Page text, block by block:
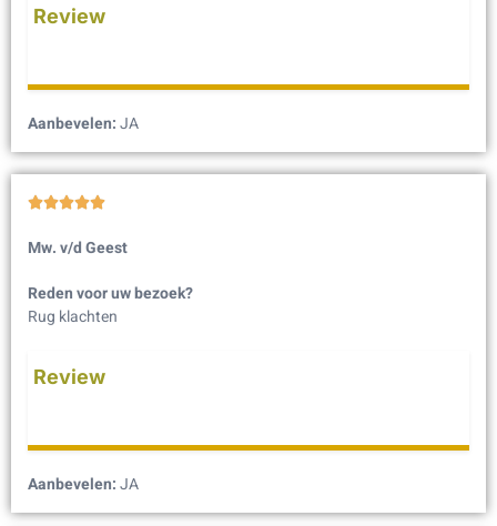
Review
Aanbevelen:JA

Mw. v/d Geest
Reden voor uw bezoek?
Rug klachten
Review
Aanbevelen:JA